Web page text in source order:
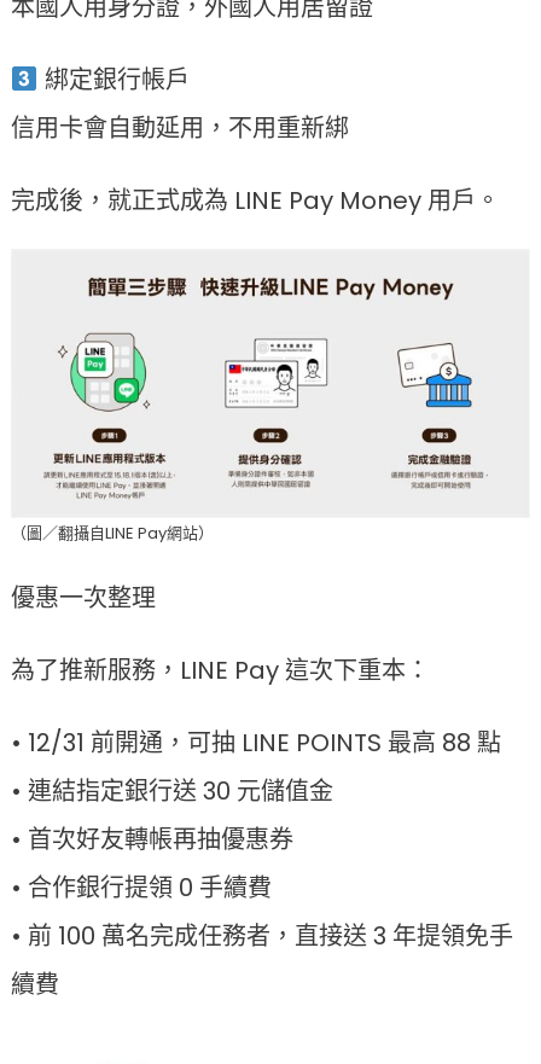
本國人用身分證，外國人用居留證
綁定銀行帳戶
信用卡會自動延用，不用重新綁
完成後，就正式成為 LINE Pay Money 用戶。
（圖／翻攝自LINE Pay網站）
優惠一次整理
為了推新服務，LINE Pay 這次下重本：
• 12/31 前開通，可抽 LINE POINTS 最高 88 點
• 連結指定銀行送 30 元儲值金
• 首次好友轉帳再抽優惠券
• 合作銀行提領 0 手續費
• 前 100 萬名完成任務者，直接送 3 年提領免手
續費